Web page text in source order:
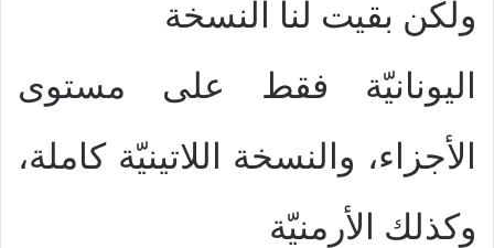
ولكن بقيت لنا النسخة
اليونانيّة فقط على مستوى
الأجزاء، والنسخة اللاتينيّة كاملة،
وكذلك الأرمنيّة